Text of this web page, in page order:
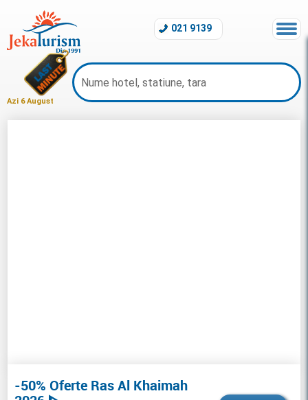
Azi 6 August
021 9139
-50% Oferte Ras Al Khaimah